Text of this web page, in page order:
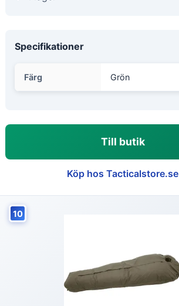
Specifikationer
Färg Grön
Till butik
Köp hos Tacticalstore.se
10